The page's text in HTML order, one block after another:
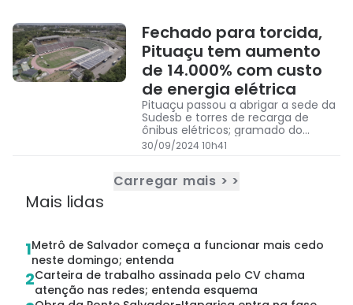
Fechado para torcida,
Pituaçu tem aumento
de 14.000% com custo
de energia elétrica
Pituaçu passou a abrigar a sede da
Sudesb e torres de recarga de
ônibus elétricos; gramado do
estádio sofre com desgaste
30/09/2024 10h41
Carregar mais > >
Mais lidas
1Metrô de Salvador começa a funcionar mais cedo
neste domingo; entenda
2Carteira de trabalho assinada pelo CV chama
atenção nas redes; entenda esquema